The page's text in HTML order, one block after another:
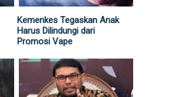
Kemenkes Tegaskan Anak
Harus Dilindungi dari
Promosi Vape